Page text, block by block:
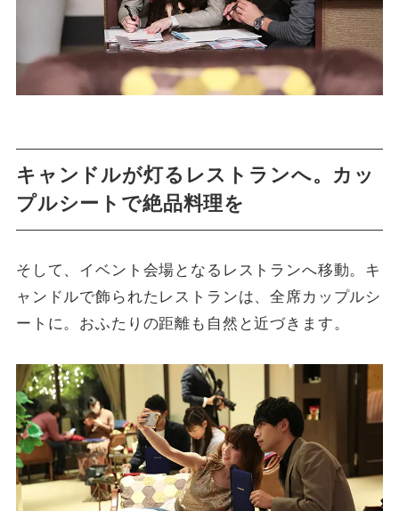
キャンドルが灯るレストランへ。カッ
プルシートで絶品料理を
そして、イベント会場となるレストランへ移動。キ
ャンドルで飾られたレストランは、全席カップルシ
ートに。おふたりの距離も自然と近づきます。